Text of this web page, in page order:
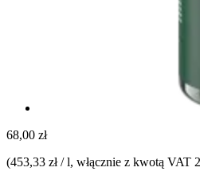
68,00 zł
(453,33 zł / l, włącznie z kwotą VAT